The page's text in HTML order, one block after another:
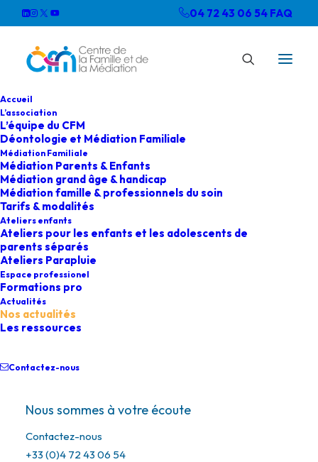
04 72 43 06 54 FAQ
Accueil
L’association
L’équipe du CFM
Déontologie et Médiation Familiale
Médiation Familiale
Médiation Parents & Enfants
Médiation grand âge & handicap
Médiation famille & professionnels du soin
Tarifs & modalités
Ateliers enfants
Ateliers pour les enfants et les adolescents de
parents séparés
Ateliers Parapluie
Espace professionel
Formations pro
Actualités
Nos actualités
Les ressources
Contactez-nous
Nous sommes à votre écoute
Contactez-nous
+33 (0)4 72 43 06 54
Le CFM lauréat du prix
communication des
Irénées d'Or